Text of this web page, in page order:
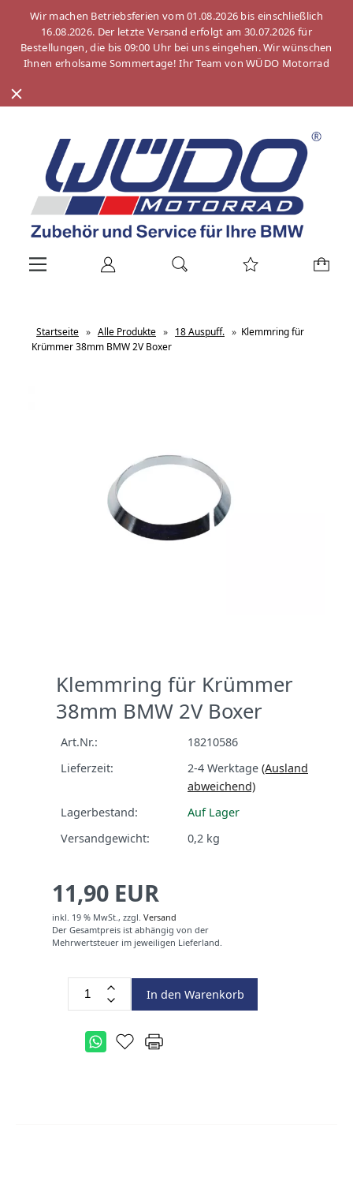
Wir machen Betriebsferien vom 01.08.2026 bis einschließlich
16.08.2026. Der letzte Versand erfolgt am 30.07.2026 für
Bestellungen, die bis 09:00 Uhr bei uns eingehen. Wir wünschen
Ihnen erholsame Sommertage! Ihr Team von WÜDO Motorrad
Startseite » Alle Produkte » 18 Auspuff. » Klemmring für
Krümmer 38mm BMW 2V Boxer
Klemmring für Krümmer
38mm BMW 2V Boxer
Art.Nr.:
18210586
Lieferzeit:
2-4 Werktage (Ausland
abweichend)
Lagerbestand:
Auf Lager
Versandgewicht:
0,2 kg
11,90 EUR
inkl. 19 % MwSt., zzgl. Versand
Der Gesamtpreis ist abhängig von der
Mehrwertsteuer im jeweiligen Lieferland.
In den Warenkorb